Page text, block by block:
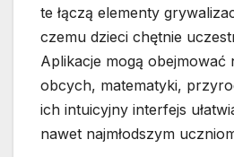
te łączą elementy
czemu dzieci chętnie
Aplikacje mogą obejmować
obcych, matematyki,
ich intuicyjny interfejs
nawet najmłodszym